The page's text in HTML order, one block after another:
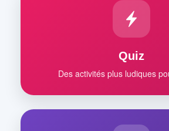
Quiz
Des activités plus ludiques